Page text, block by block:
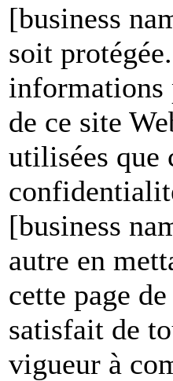
[business
soit
informations
de ce site
utilisées que
[business
autre en
cette page
satisfait de
vigueur à